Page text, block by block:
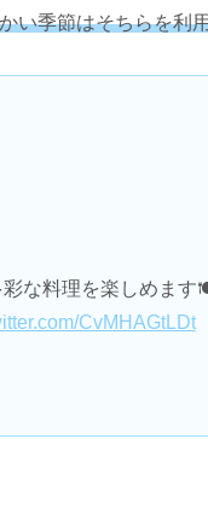
い季節はそちらを利
彩な料理を楽しめま
CvMHAGtLDt